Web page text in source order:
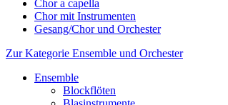
Chor a capella
Chor mit Instrumenten
Gesang/Chor und Orchester
Zur Kategorie Ensemble und Orchester
Ensemble
Blockflöten